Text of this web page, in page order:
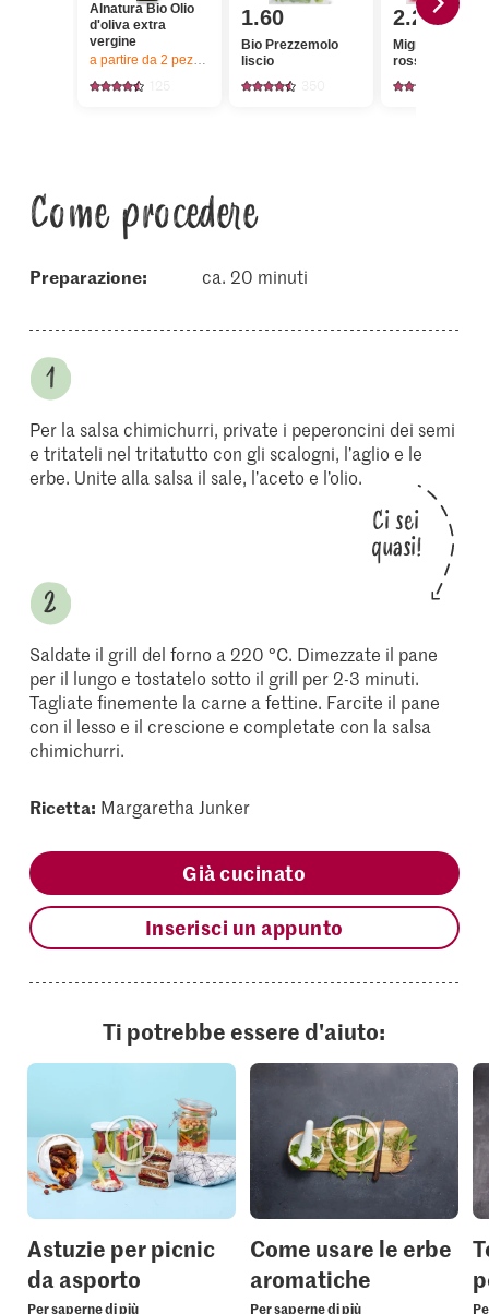
Alnatura Bio Olio
d'oliva extra
vergine
a partire da 2 pezzi, Offerta valida solo dal 6.8 al 12.8.2026, fino a
1.60
Bio Prezzemolo
liscio
2.20
Migros
rossi
Come procedere
Preparazione: ca. 20 minuti
Per la salsa chimichurri, private i peperoncini dei semi
e tritateli nel tritatutto con gli scalogni, l’aglio e le
erbe. Unite alla salsa il sale, l’aceto e l’olio.
Ci sei
quasi!
Saldate il grill del forno a 220 °C. Dimezzate il pane
per il lungo e tostatelo sotto il grill per 2-3 minuti.
Tagliate finemente la carne a fettine. Farcite il pane
con il lesso e il crescione e completate con la salsa
chimichurri.
Ricetta: Margaretha Junker
Già cucinato
Inserisci un appunto
Ti potrebbe essere d'aiuto:
Astuzie per picnic
da asporto
Per saperne di più
Come usare le erbe
aromatiche
Per saperne di più